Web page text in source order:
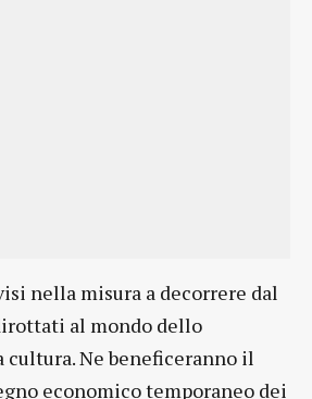
nella misura a decorrere dal
al mondo dello
cultura. Ne beneficeranno il
economico temporaneo dei